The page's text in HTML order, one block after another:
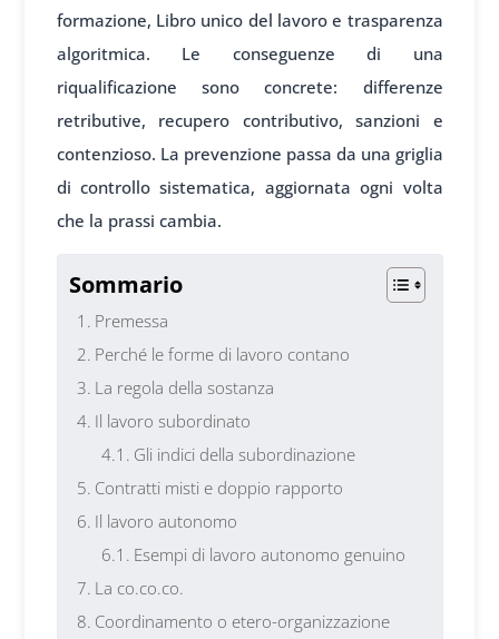
formazione, Libro unico del lavoro e trasparenza
algoritmica. Le conseguenze di una
riqualificazione sono concrete: differenze
retributive, recupero contributivo, sanzioni e
contenzioso. La prevenzione passa da una griglia
di controllo sistematica, aggiornata ogni volta
che la prassi cambia.
Sommario
Premessa
Perché le forme di lavoro contano
La regola della sostanza
Il lavoro subordinato
Gli indici della subordinazione
Contratti misti e doppio rapporto
Il lavoro autonomo
Esempi di lavoro autonomo genuino
La co.co.co.
Coordinamento o etero-organizzazione